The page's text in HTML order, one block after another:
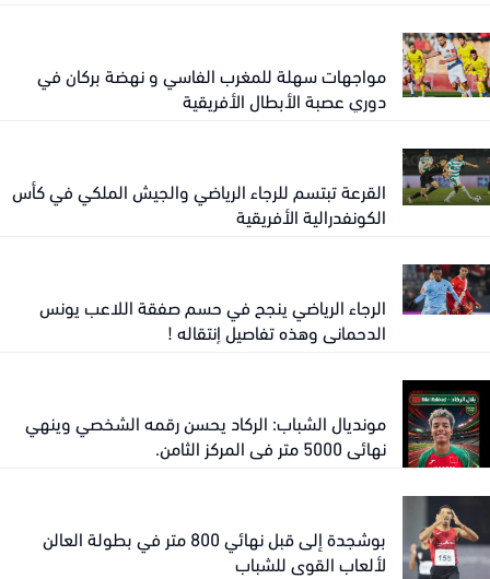
مواجهات سهلة للمغرب الفاسي و نهضة بركان في
دوري عصبة الأبطال الأفريقية
القرعة تبتسم للرجاء الرياضي والجيش الملكي في كأس
الكونفدرالية الأفريقية
الرجاء الرياضي ينجح في حسم صفقة اللاعب يونس
الدحماني وهذه تفاصيل إنتقاله !
مونديال الشباب: الركاد يحسن رقمه الشخصي وينهي
نهائي 5000 متر في المركز الثامن.
بوشجدة إلى قبل نهائي 800 متر في بطولة العالن
لألعاب القوى للشباب